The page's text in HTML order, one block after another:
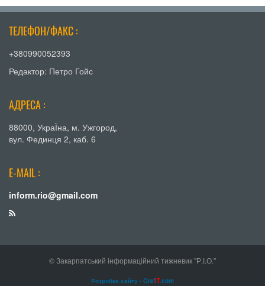
ТЕЛЕФОН/ФАКС :
+380990052393
Редактор: Петро Гойс
АДРЕСА :
88000, УкраЇна, м. Ужгород,
вул. Фединця 2, каб. 6
E-MAIL :
inform.rio@gmail.com
© Закарпатський інформаційний тижневик "Р.І.О."
Розробка сайту - CrafIT.com